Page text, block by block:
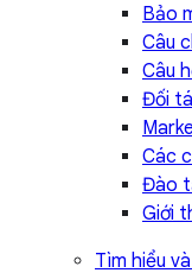
Bảo
Câu
Câu
Đối
Các
Đào
Giới
Tìm hiểu